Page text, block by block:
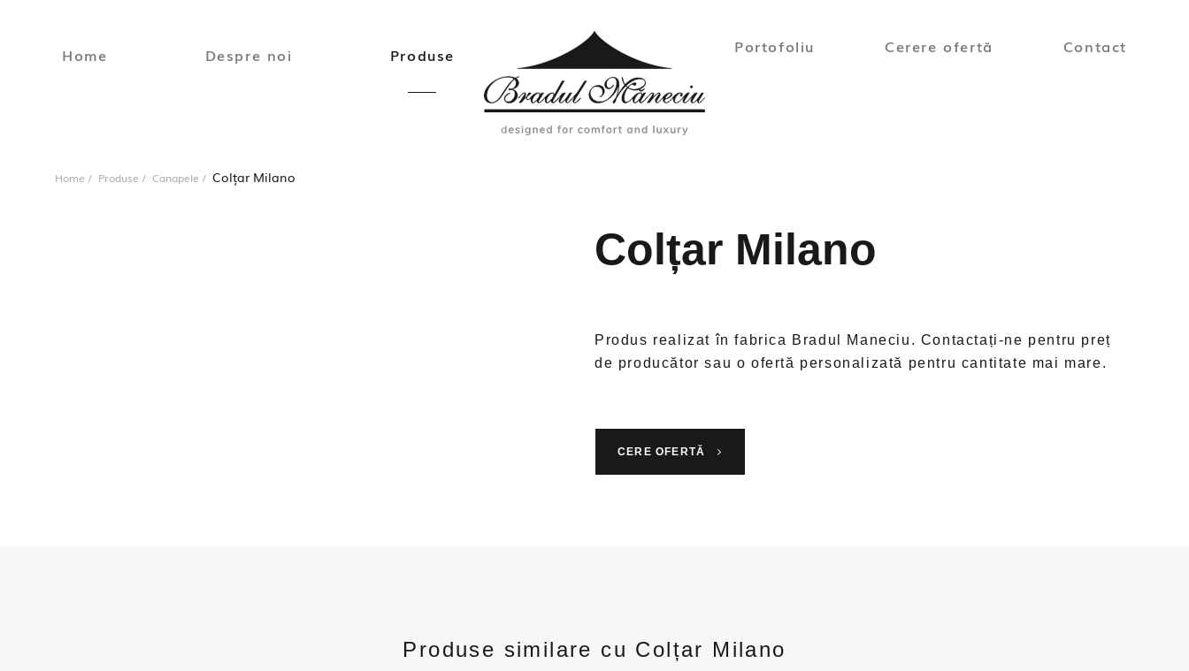
Home Despre noi Produse Portofoliu Cerere ofertă Contact
Home Produse Canapele Colțar Milano
Colțar Milano
Produs realizat în fabrica Bradul Maneciu. Contactați-ne pentru preț
de producător sau o ofertă personalizată pentru cantitate mai mare.
CERE OFERTĂ
Produse similare cu Colțar Milano